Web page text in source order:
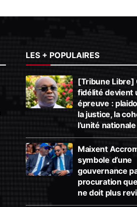
LES + POPULAIRES
[Tribune Libre]
fidélité devient
épreuve :
la justice, la
l’unité nationale
Maixent
symbole d’une
gouvernance
procuration
ne doit plus